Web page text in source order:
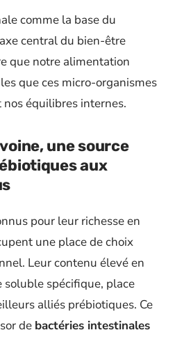
comme la base du
central du bien-être
que notre alimentation
que ces micro-organismes
équilibres internes.
une source
aux
pour leur richesse en
une place de choix
Leur contenu élevé en
soluble spécifique, place
alliés prébiotiques. Ce
de bactéries intestinales